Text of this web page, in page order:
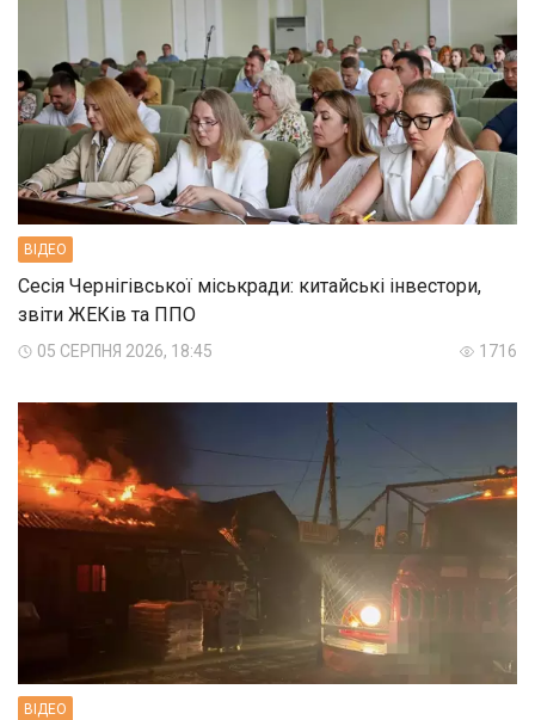
ВIДЕО
Сесія Чернігівської міськради: китайські інвестори,
звіти ЖЕКів та ППО
05 СЕРПНЯ 2026, 18:45 1716
ВIДЕО